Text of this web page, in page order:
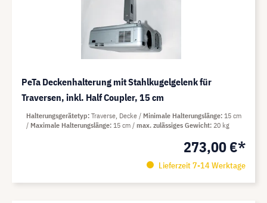
PeTa Deckenhalterung mit Stahlkugelgelenk für
Traversen, inkl. Half Coupler, 15 cm
273,00 €*
Lieferzeit 7-14 Werktage
Halterungsgerätetyp Traverse, Decke Minimale Halterungslänge 15 cm
Maximale Halterungslänge 15 cm max. zulässiges Gewicht 20 kg